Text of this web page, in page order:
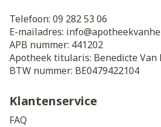
Telefoon: 09 282 53 06
E-mailadres: info@
APB nummer: 441202
Apotheek titularis: Benedicte Van
BTW nummer: BE0479422104
Klantenservice
FAQ